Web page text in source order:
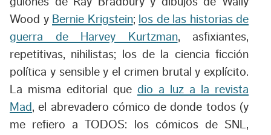
Wood y Bernie Krigstein; los de las historias de
guerra de Harvey Kurtzman, asfixiantes,
repetitivas, nihilistas; los de la ciencia ficción
política y sensible y el crimen brutal y explícito.
La misma editorial que dio a luz a la revista
Mad , el abrevadero cómico de donde todos (y
me refiero a TODOS: los cómicos de SNL,